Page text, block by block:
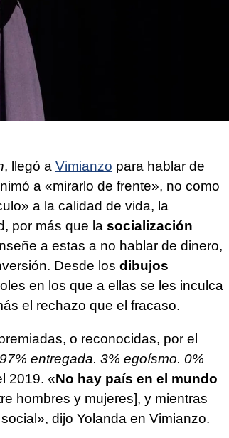
, llegó a Vimianzo para hablar de
a «mirarlo de frente», no como
a la calidad de vida, la
por más que la socialización
a estas a no hablar de dinero,
Desde los dibujos
en los que a ellas se les inculca
el rechazo que el fracaso.
o reconocidas, por el
97% entregada. 3% egoísmo. 0%
2019. «No hay país en el mundo
hombres y mujeres], y mientras
dijo Yolanda en Vimianzo.